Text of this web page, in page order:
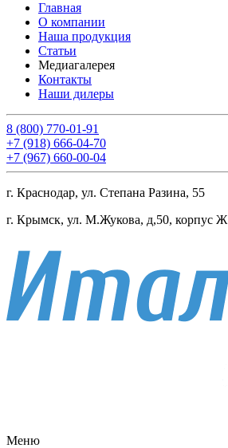
Главная
О компании
Наша продукция
Статьи
Медиагалерея
Контакты
Наши дилеры
8 (800) 770-01-91
+7 (918) 666-04-70
+7 (967) 660-00-04
г. Краснодар, ул. Степана Разина, 55
г. Крымск, ул. М.Жукова, д,50, корпус Ж
Меню